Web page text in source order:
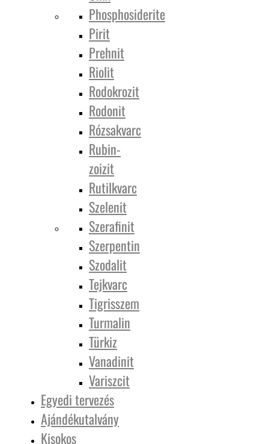
Phosphosiderite
Pirit
Prehnit
Riolit
Rodokrozit
Rodonit
Rózsakvarc
Rubin-
zoizit
Rutilkvarc
Szelenit
Szerafinit
Szerpentin
Szodalit
Tejkvarc
Tigrisszem
Turmalin
Türkiz
Vanadinit
Variszcit
Egyedi tervezés
Ajándékutalvány
Kisokos